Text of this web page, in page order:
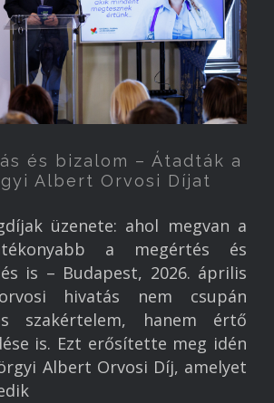
és bizalom – Átadták a
Albert Orvosi Díjat
üzenete: ahol megvan a
a megértés és
is – Budapest, 2026. április
hivatás nem csupán
szakértelem, hanem értő
is. Ezt erősítette meg idén
Albert Orvosi Díj, amelyet